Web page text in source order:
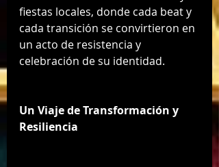
fiestas locales, donde cada beat y
cada transición se convirtieron en
un acto de resistencia y
celebración de su identidad.
Un Viaje de Transformación y
Resiliencia